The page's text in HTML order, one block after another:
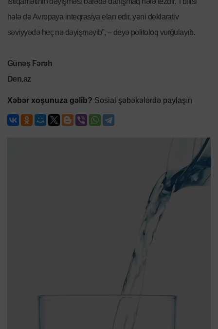
hələ də Avropaya inteqrasiya elan edir, yəni deklarativ
səviyyədə heç nə dəyişməyib”, – deyə politoloq vurğulayıb.
Günəş Fərəh
Den.az
Xəbər xoşunuza gəlib? Sosial şəbəkələrdə paylaşın